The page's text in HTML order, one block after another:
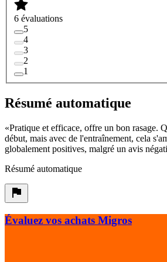
6 évaluations
5
4
3
2
1
Résumé automatique
«Pratique et efficace, offre un bon rasage.
début, mais avec de l'entraînement, cela
globalement positives, malgré un avis
Résumé automatique
Évaluez vos achats Migros